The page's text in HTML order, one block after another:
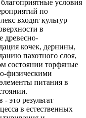
условия
по
входят культур
в
древесно-
кочек, дернины,
пахотного слоя,
состоянии торфяные
физическими
питания в
это результат
в естественных